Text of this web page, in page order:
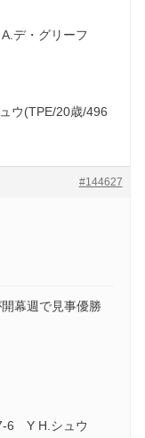
デ・グリーフ
ウ(TPE/20歳/496
#144627
幕週で見事優勝
6 Y H.シュウ